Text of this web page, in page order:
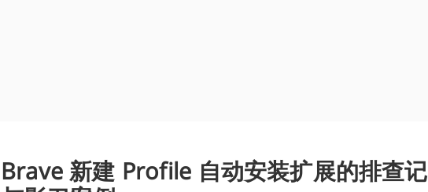
Brave 新建 Profile 自动安装扩展的排查